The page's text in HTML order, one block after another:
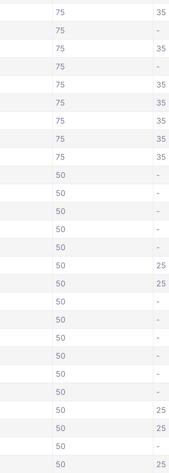
75
35
75
-
75
35
75
-
75
35
75
35
75
35
75
35
75
35
50
-
50
-
50
-
50
-
50
-
50
25
50
25
50
-
50
-
50
-
50
-
50
-
50
-
50
25
50
25
50
-
50
25